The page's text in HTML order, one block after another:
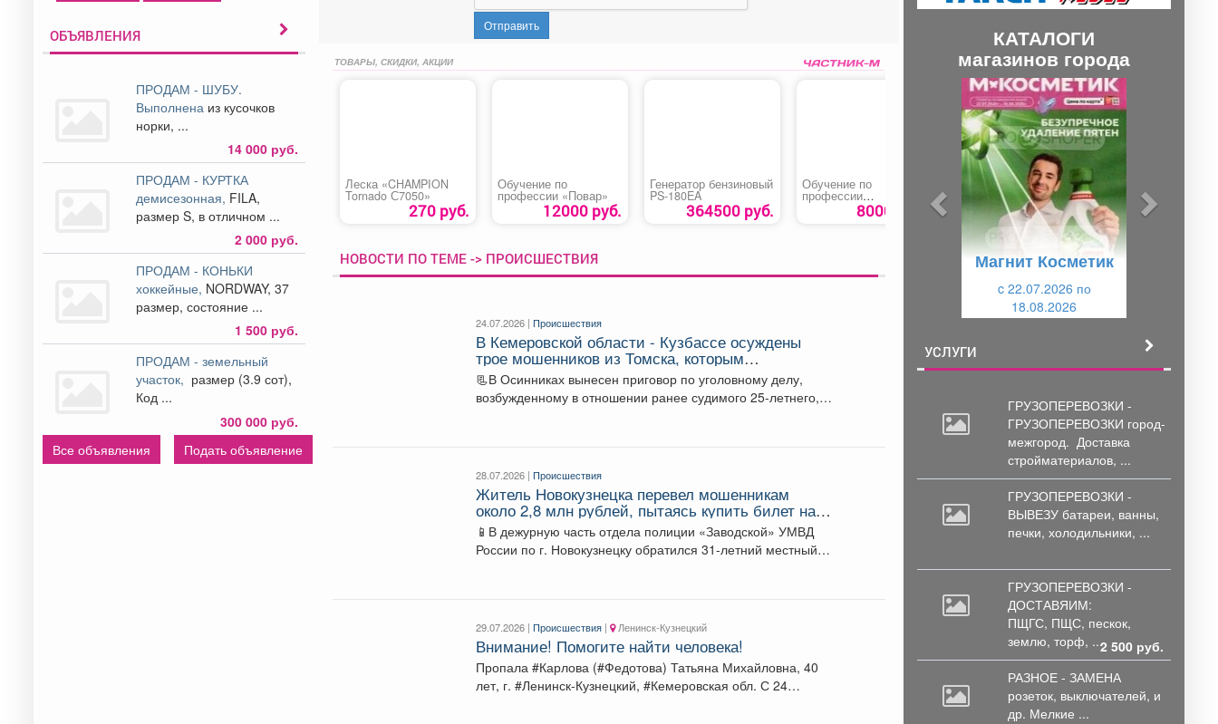
ОБЪЯВЛЕНИЯ
ПРОДАМ - ШУБУ.
Выполнена из кусочков
норки, ...
14 000 руб.
ПРОДАМ - КУРТКА
демисезонная, FILA,
размер S, в отличном ...
2 000 руб.
ПРОДАМ - КОНЬКИ
хоккейные, NORDWAY, 37
размер, состояние ...
1 500 руб.
ПРОДАМ - земельный
участок, размер (3.9 сот),
Код ...
300 000 руб.
Все объявления
Подать объявление
Отправить
ТОВАРЫ, СКИДКИ, АКЦИИ
Леска «CHAMPION
Tornado С7050»
270 руб.
Обучение по
профессии «Повар»
12000 руб.
Генератор бензиновый
PS-180EA
364500 руб.
Обучение по
профессии
«Машинист насосных
установок»8000 руб.
Гипсокартон «Knauf» Репетитор по
предметам с 1-4
класс
НОВОСТИ ПО ТЕМЕ -> ПРОИСШЕСТВИЯ
24.07.2026 |Происшествия
В Кемеровской области - Кузбассе осуждены
трое мошенников из Томска, которым
пенсионеры из Осинников передали в рукавицах
более 2,1 млн рублей
📃В Осинниках вынесен приговор по уголовному делу,
возбужденному в отношении ранее судимого 25-летнего, а
28.07.2026 |Происшествия
Житель Новокузнецка перевел мошенникам
около 2,8 млн рублей, пытаясь купить билет на
спектакль на фишинговом сайте театра
📱В дежурную часть отдела полиции «Заводской» УМВД
России по г. Новокузнецку обратился 31-летний местный
29.07.2026 |Происшествия | Ленинск-Кузнецкий
Внимание! Помогите найти человека!
Пропала #Карлова (#Федотова) Татьяна Михайловна, 40
лет, г. #Ленинск-Кузнецкий, #Кемеровская обл. С 24
КАТАЛОГИ
магазинов города
Магнит Косметик
c 22.07.2026 по
18.08.2026
УСЛУГИ
ГРУЗОПЕРЕВОЗКИ -
ГРУЗОПЕРЕВОЗКИ город-
межгород. Доставка
стройматериалов, ...
ГРУЗОПЕРЕВОЗКИ -
ВЫВЕЗУ батареи, ванны,
печки, холодильники, ...
ГРУЗОПЕРЕВОЗКИ -
ДОСТАВЯИМ:
ПЩГС, ПЩС, пескок,
землю, торф, ...2 500 руб.
РАЗНОЕ - ЗАМЕНА
розеток, выключателей, и
др. Мелкие ...